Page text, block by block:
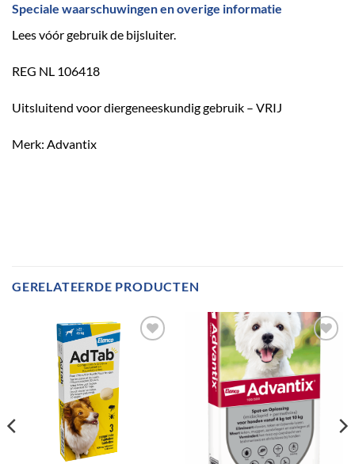
Speciale waarschuwingen en overige informatie
Lees vóór gebruik de bijsluiter.
REG NL 106418
Uitsluitend voor diergeneeskundig gebruik – VRIJ
Merk: Advantix
GERELATEERDE PRODUCTEN
Toevoegen
Toevoegen
aan
verlanglijst